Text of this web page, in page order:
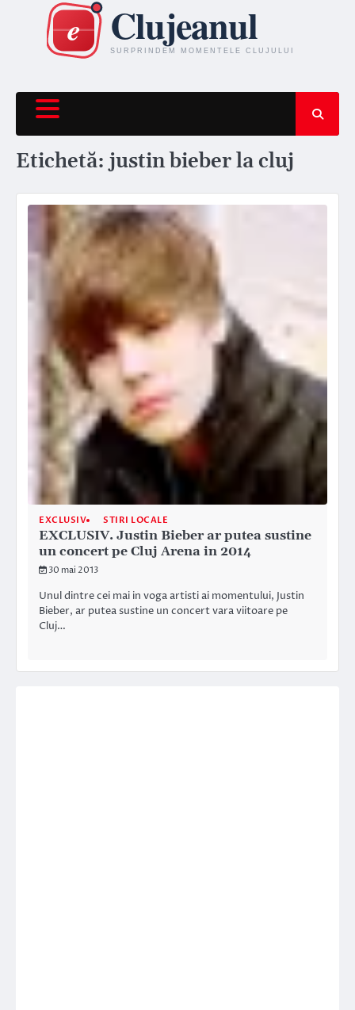
content
Etichetă:justin bieber la cluj
EXCLUSIV STIRI LOCALE
EXCLUSIV. Justin Bieber ar putea sustine
un concert pe Cluj Arena in 2014
30 mai 2013
Unul dintre cei mai in voga artisti ai momentului, Justin
Bieber, ar putea sustine un concert vara viitoare pe
Cluj…